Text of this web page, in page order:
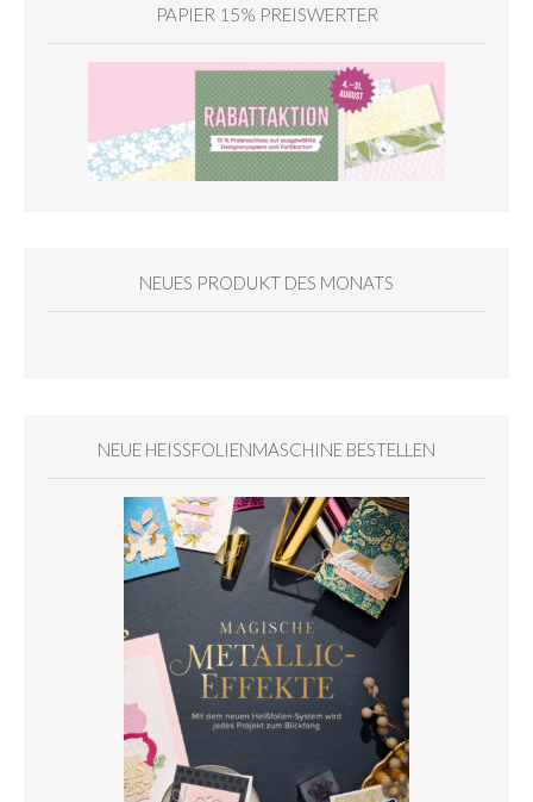
PAPIER 15% PREISWERTER
NEUES PRODUKT DES MONATS
NEUE HEISSFOLIENMASCHINE BESTELLEN